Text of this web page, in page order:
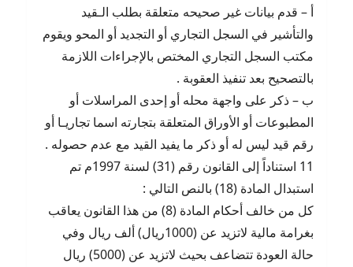
أ – قدم بيانات غير صحيحه متعلقة بطلب الـقيد
والتأشير في السجل التجاري أو التجديد أو المحو ويقوم
مكتب السجل التجاري المختص بالإجراءات اللازمة
بالتصحيح بعد تنفيذ العقوبة .
ب – ذكر على واجهة محله أو إحدى المراسلات أو
المطبوعات أو الأوراق المتعلقة بتجارته اسما تجاريـا أو
رقم قيد ليس له أو ذكر ما يفيد القيد مع عدم حصوله .
11 استناداً إلى القانون رقم (31) لسنة 1997م تم
استبدال المادة (18) بالنص التالي :
كل من خالف أحكام المادة (8) من هذا القانون يعاقب
بغرامة مالية لاتزيد عن (1000ريال) ألف ريال وفي
حالة العودة تتضاعف بحيث لاتزيد عن (5000) ريال